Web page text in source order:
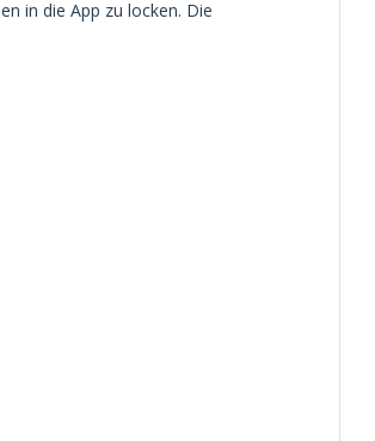
in die App zu locken. Die